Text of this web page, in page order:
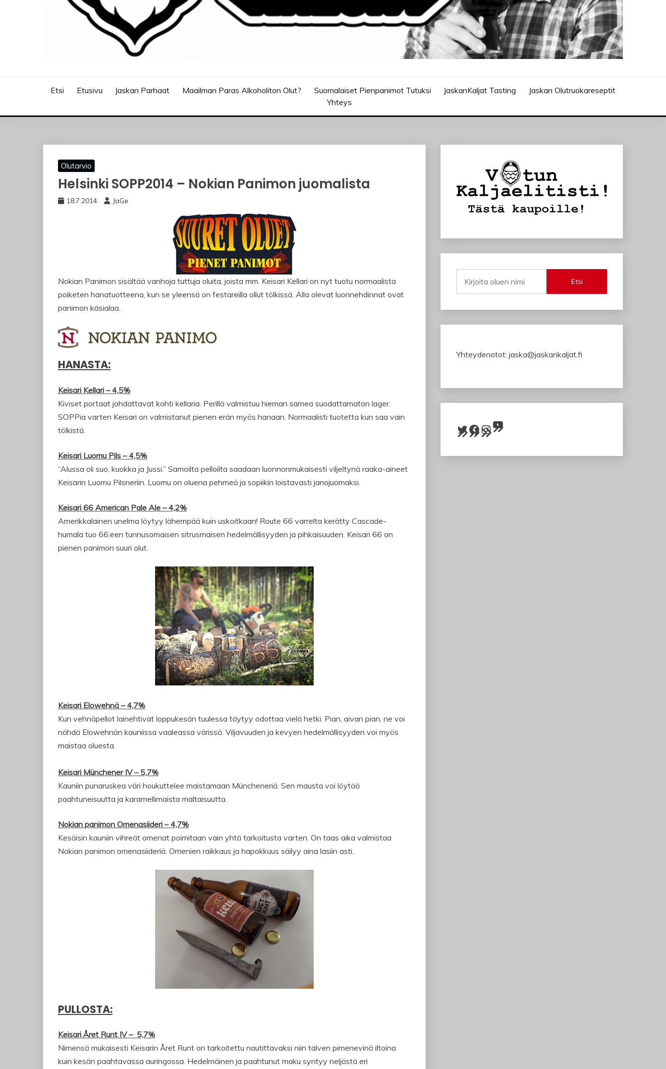
Etsi Etusivu Jaskan Parhaat Maailman Paras Alkoholiton Olut? Suomalaiset Pienpanimot Tutuksi JaskanKaljat Tasting
Jaskan Olutruokareseptit
Yhteys
Olutarvio
Helsinki SOPP2014 – Nokian Panimon juomalista
18.7.2014 JaGe
Nokian Panimon sisältää vanhoja tuttuja oluita, joista mm. Keisari Kellari on nyt tuotu normaalista
poiketen hanatuotteena, kun se yleensä on festareilla ollut tölkissä. Alla olevat luonnehdinnat ovat
panimon käsialaa.
HANASTA:
Keisari Kellari – 4,5%
Kiviset portaat johdattavat kohti kellaria. Perillä valmistuu hieman samea suodattamaton lager.
SOPPia varten Keisari on valmistanut pienen erän myös hanaan. Normaalisti tuotetta kun saa vain
tölkistä.
Keisari Luomu Pils – 4,5%
“Alussa oli suo, kuokka ja Jussi.” Samoilta pelloilta saadaan luonnonmukaisesti viljeltynä raaka-aineet
Keisarin Luomu Pilsneriin. Luomu on oluena pehmeä ja sopiikin loistavasti janojuomaksi.
Keisari 66 American Pale Ale – 4,2%
Amerikkalainen unelma löytyy lähempää kuin uskoitkaan! Route 66 varrelta kerätty Cascade-
humala tuo 66:een tunnusomaisen sitrusmaisen hedelmällisyyden ja pihkaisuuden. Keisari 66 on
pienen panimon suuri olut.
Keisari Elowehnä – 4,7%
Kun vehnäpellot lainehtivat loppukesän tuulessa täytyy odottaa vielä hetki. Pian, aivan pian, ne voi
nähdä Elowehnän kauniissa vaaleassa värissä. Viljavuuden ja kevyen hedelmällisyyden voi myös
maistaa oluesta.
Keisari Münchener IV – 5,7%
Kauniin punaruskea väri houkuttelee maistamaan Müncheneriä. Sen mausta voi löytää
paahtuneisuutta ja karamellimaista maltaisuutta.
Nokian panimon Omenasiideri – 4,7%
Kesäisin kauniin vihreät omenat poimitaan vain yhtä tarkoitusta varten. On taas aika valmistaa
Nokian panimon omenasiideriä. Omenien raikkaus ja hapokkuus säilyy aina lasiin asti.
PULLOSTA:
Keisari Året Runt IV – 5,7%
Nimensä mukaisesti Keisarin Året Runt on tarkoitettu nautittavaksi niin talven pimenevinä iltoina
kuin kesän paahtavassa auringossa. Hedelmäinen ja paahtunut maku syntyy neljästä eri
Etsi
Yhteydenotot: jaska@jaskankaljat.fi
Twitter Facebook InstagramYouTube